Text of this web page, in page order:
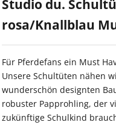
Studio du.
rosa/Knallblau
Für Pferdefans ein Must
Unsere Schultüten nähen
wunderschön designten
robuster Papprohling, der
zukünftige Schulkind